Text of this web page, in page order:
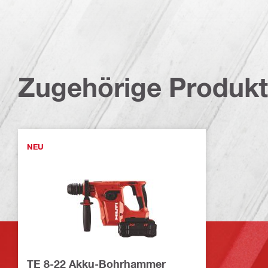
Zugehörige
NEU
TE 8-22 Akku-Bohrhammer